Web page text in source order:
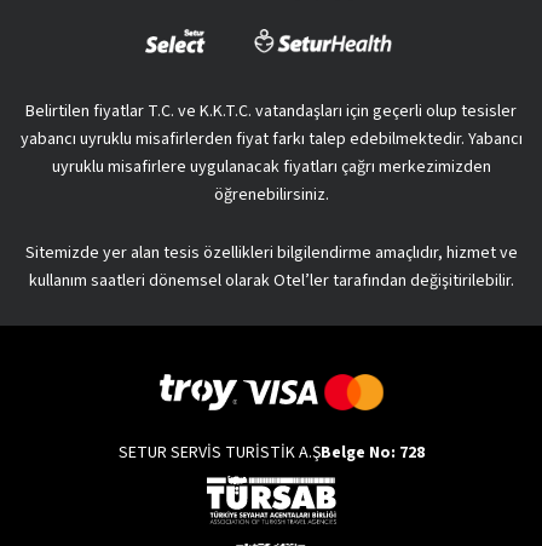
Belirtilen fiyatlar T.C. ve K.K.T.C. vatandaşları için geçerli olup tesisler
yabancı uyruklu misafirlerden fiyat farkı talep edebilmektedir. Yabancı
uyruklu misafirlere uygulanacak fiyatları çağrı merkezimizden
öğrenebilirsiniz.
Sitemizde yer alan tesis özellikleri bilgilendirme amaçlıdır, hizmet ve
kullanım saatleri dönemsel olarak Otel’ler tarafından değişitirilebilir.
SETUR SERVİS TURİSTİK A.ŞBelge No: 728